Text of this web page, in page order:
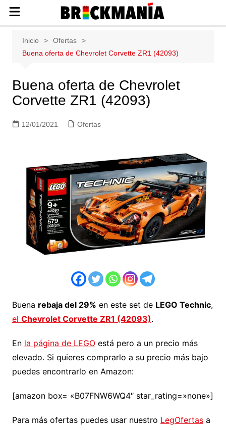
sobre las construcciones LEGO: Star
Wars, Harry Potter, City, Friends, Technic,
Inicio
Ofertas
Buena oferta de Chevrolet Corvette ZR1 (42093)
Buena oferta de Chevrolet
Corvette ZR1 (42093)
12/01/2021 Ofertas
Buena rebaja del 29% en este set de LEGO Technic,
el Chevrolet Corvette ZR1 (42093).
En la página de LEGOestá pero a un precio más
elevado. Si quieres comprarlo a su precio más bajo
puedes encontrarlo en Amazon:
[amazon box= «B07FNW6WQ4″ star_rating=»none»]
Para más ofertas puedes usar nuestro LegOfertasa